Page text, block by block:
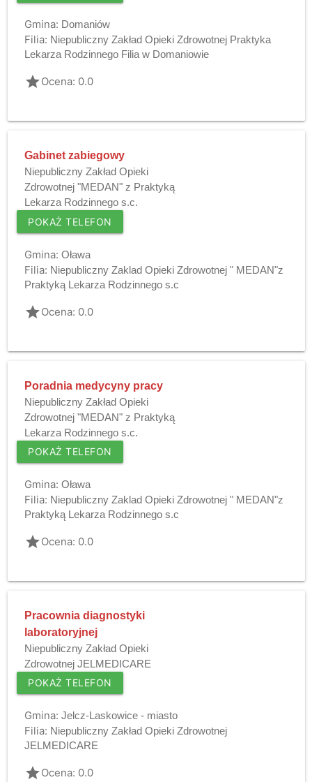
Gmina: Domaniów
Filia: Niepubliczny Zakład Opieki Zdrowotnej Praktyka
Lekarza Rodzinnego Filia w Domaniowie
gradeOcena: 0.0
Gabinet zabiegowy
Niepubliczny Zakład Opieki
Zdrowotnej "MEDAN" z Praktyką
Lekarza Rodzinnego s.c.
POKAŻ TELEFON
Gmina: Oława
Filia: Niepubliczny Zaklad Opieki Zdrowotnej " MEDAN"z
Praktyką Lekarza Rodzinnego s.c
gradeOcena: 0.0
Poradnia medycyny pracy
Niepubliczny Zakład Opieki
Zdrowotnej "MEDAN" z Praktyką
Lekarza Rodzinnego s.c.
POKAŻ TELEFON
Gmina: Oława
Filia: Niepubliczny Zaklad Opieki Zdrowotnej " MEDAN"z
Praktyką Lekarza Rodzinnego s.c
gradeOcena: 0.0
Pracownia diagnostyki
laboratoryjnej
Niepubliczny Zakład Opieki
Zdrowotnej JELMEDICARE
POKAŻ TELEFON
Gmina: Jelcz-Laskowice - miasto
Filia: Niepubliczny Zakład Opieki Zdrowotnej
JELMEDICARE
gradeOcena: 0.0